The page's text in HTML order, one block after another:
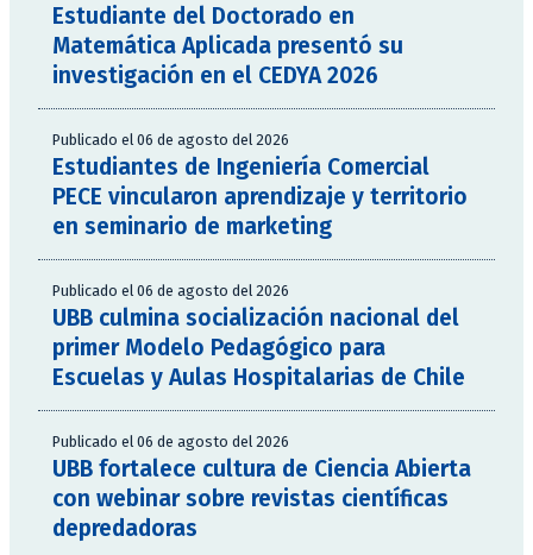
Estudiante del Doctorado en
Matemática Aplicada presentó su
investigación en el CEDYA 2026
Publicado el 06 de agosto del 2026
Estudiantes de Ingeniería Comercial
PECE vincularon aprendizaje y territorio
en seminario de marketing
Publicado el 06 de agosto del 2026
UBB culmina socialización nacional del
primer Modelo Pedagógico para
Escuelas y Aulas Hospitalarias de Chile
Publicado el 06 de agosto del 2026
UBB fortalece cultura de Ciencia Abierta
con webinar sobre revistas científicas
depredadoras